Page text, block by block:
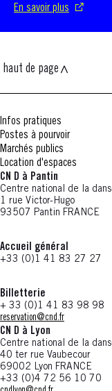
En savoir plus
haut de page
Infos pratiques
Postes à pourvoir
Marchés publics
Location d'espaces
CN D à Pantin
Centre national de la
1 rue Victor-Hugo
93507 Pantin FRANCE
Accueil général
+33 (0)1 41 83 27 27
Billetterie
+ 33 (0)1 41 83 98 98
reservation@cnd.fr
CN D à Lyon
Centre national de la
40 ter rue Vaubecour
69002 Lyon FRANCE
+33 (0)4 72 56 10 70